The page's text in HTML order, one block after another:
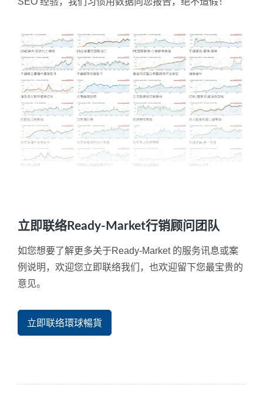
立即联络Ready-Market行销顾问团队
如您想要了解更多关于Ready-Market 的服务讯息或案
例说明，欢迎您立即联络我们，也欢迎留下您最宝贵的
意见。
立即联络環球暢貨